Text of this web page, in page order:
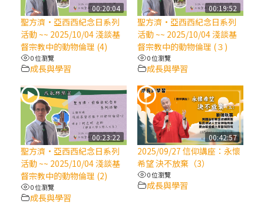
(7)黃敏正主教帶你做【將臨期避靜】—耶穌
降生人間，需要人的「接納」
(6)黃敏正主教帶你做【將臨期避靜】—「馬
槽」═「謙卑」
(5)黃敏正主教帶你做【將臨期避靜】—「福
傳」：講耶穌的故事
(4)黃敏正主教帶你做【將臨期避靜】—匝凱
「想看」耶穌，耶穌「走近」匝凱
00:20:04
聖方濟·亞西西紀念日系列
活動 ~~ 2025/10/04 淺談基
督宗教中的動物倫理 (4)
0 位瀏覽
成長與學習
00:19:52
聖方濟·亞西西紀念日系列
活動 ~~ 2025/10/04 淺談基
督宗教中的動物倫理 (３)
0 位瀏覽
成長與學習
00:23:22
聖方濟·亞西西紀念日系列
活動 ~~ 2025/10/04 淺談基
督宗教中的動物倫理 (2)
0 位瀏覽
成長與學習
00:42:57
2025/09/27 信仰講座：永懷
希望 決不放棄（3）
0 位瀏覽
成長與學習